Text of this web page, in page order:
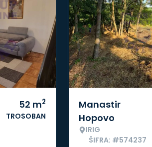
52 m2
TROSOBAN
Manastir
Hopovo
IRIG
ŠIFRA: #574237